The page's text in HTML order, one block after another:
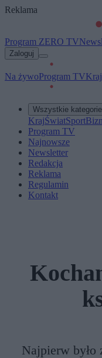
Reklama
Program ZERO TV
Zaloguj
Na żywoProgram TVKraj
Wszystkie kategorie
KrajŚwiatSport
Program TV
Najnowsze
Newsletter
Redakcja
Reklama
Regulamin
Kontakt
Najpierw było